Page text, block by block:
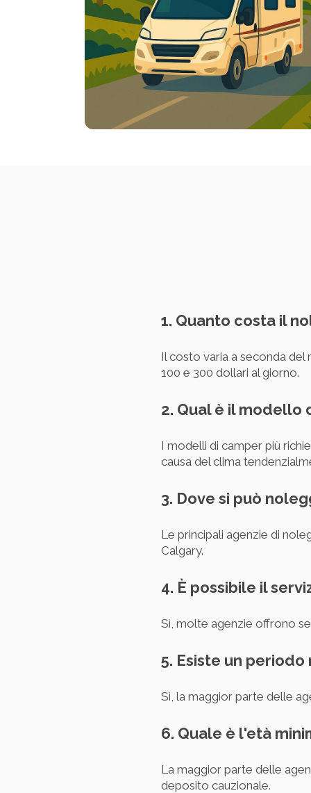
1. Quanto costa il
Il costo varia a seconda
100 e 300 dollari al giorno.
2. Qual è il modello
I modelli di camper più
causa del clima
3. Dove si può
Le principali agenzie di
Calgary.
4. È possibile il
Sì, molte agenzie offrono
5. Esiste un
Sì, la maggior parte delle
6. Quale è l'età
La maggior parte delle
deposito cauzionale.